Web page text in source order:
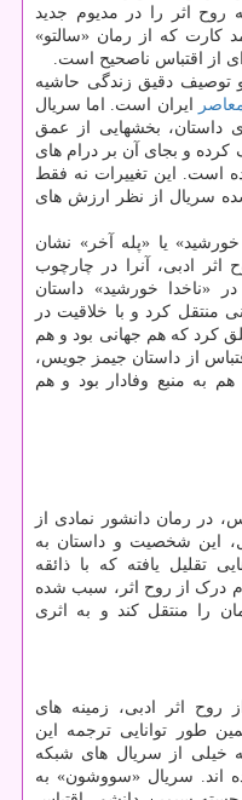
روح اثر را در مدیوم جدید
کارت که از رمان «سالتو»
از اقتباس ناصحیح است.
و توصیف دقیق زندگی حاشیه
ایران است. اما سریال
بخشهایی از عمق
و بجای آن بر درام های
است. این تغییرات نه فقط
سریال از نظر ارزش های
خورشید» یا «پله آخر» نشان
اثر ادبی، آنرا در چارچوب
«ناخدا خورشید» داستان
منتقل کرد و با خلاقیت در
کرد که هم جهانی بود و هم
از داستان جیمز جویس،
به منبع وفادار بود و هم
رمان دانشور نمادی از
این شخصیت و داستان به
تقلیل یافته که با ذائقه
درک از روح اثر، سبب شده
را منتقل کند و به اثری
روح اثر ادبی، زمینه های
طور توانایی ترجمه این
خیلی از سریال های شبکه
اند. سریال «سووشون» به